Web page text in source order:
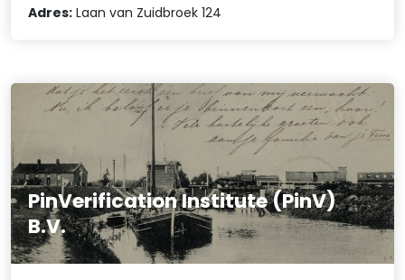
Adres: Laan van Zuidbroek 124
PinVerification Institute (PinV)
B.V.